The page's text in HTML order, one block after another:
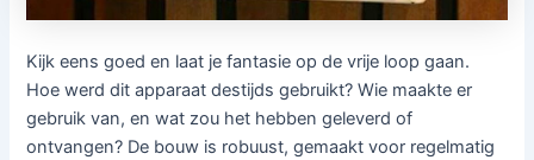
Kijk eens goed en laat je fantasie op de vrije loop gaan.
Hoe werd dit apparaat destijds gebruikt? Wie maakte er
gebruik van, en wat zou het hebben geleverd of
ontvangen? De bouw is robuust, gemaakt voor regelmatig